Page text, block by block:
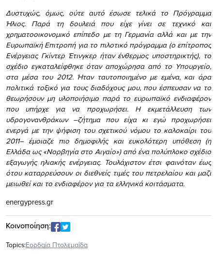
Δυστυχώς, όμως, ούτε αυτό έσωσε τελικά το Πρόγραμμα
Ήλιος. Παρά τη δουλειά που είχε γίνει σε τεχνικό και
χρηματοοικονομικό επίπεδο με τη Γερμανία αλλά και με την
Ευρωπαϊκή Επιτροπή για το πιλοτικό πρόγραμμα (o επίτροπος
Ενέργειας Γκίντερ Έτινγκερ ήταν ένθερμος υποστηρικτής), το
σχέδιο εγκαταλείφθηκε όταν αποχώρησα από το Υπουργείο,
στα μέσα του 2012. Ήταν ταυτοποιημένο με εμένα, και άρα
πολιτικά τοξικό για τους διαδόχους μου, που έσπευσαν να το
θεωρήσουν μη υλοποιήσιμο παρά το ευρωπαϊκό ενδιαφέρον
που υπήρχε για να προχωρήσει. Η εκμετάλλευση των
υδρογονανθράκων –ζήτημα που είχα κι εγώ προχωρήσει
ενεργά με την ψήφιση του σχετικού νόμου το καλοκαίρι του
2011– έμοιαζε πιο δημοφιλής και ευκολότερη υπόθεση (η
Ελλάδα ως «Νορβηγία στο Αιγαίο») από ένα πολύπλοκο σχέδιο
εξαγωγής ηλιακής ενέργειας. Τουλάχιστον έτσι φαινόταν έως
ότου καταρρεύσουν οι διεθνείς τιμές του πετρελαίου και μαζί
μειωθεί και το ενδιαφέρον για τα ελληνικά κοιτάσματα.
energypress.gr
Κοινοποίηση:
Topics:Εορδαία Πτολεμαΐδα